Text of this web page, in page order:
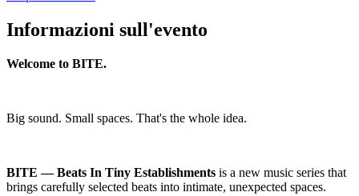
Informazioni sull'evento
Welcome to BITE.
Big sound. Small spaces. That's the whole idea.
BITE — Beats In Tiny Establishments is a new music series that
brings carefully selected beats into intimate, unexpected spaces.